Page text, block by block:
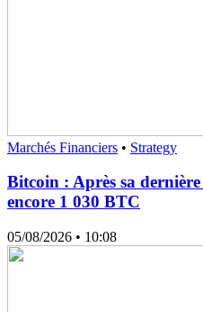
Marchés Financiers • Strategy
Bitcoin : Après sa
encore 1 030 BTC
05/08/2026 • 10:08